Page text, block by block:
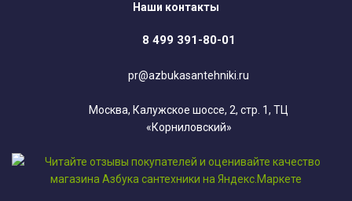
Наши контакты
8 499 391-80-01
pr@azbukasantehniki.ru
Москва, Калужское шоссе, 2, стр. 1, ТЦ
«Корниловский»